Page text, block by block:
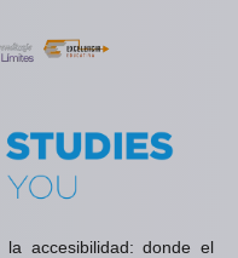
accesibilidad: donde el